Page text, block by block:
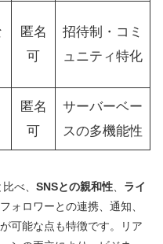
匿名
可
招待制・コミ
ュニティ特化
匿名
可
サーバーベー
スの多機能性
べ、 SNSとの親和性
ライ
ォロワーとの連携、通知、
可能な点も特徴です。リア